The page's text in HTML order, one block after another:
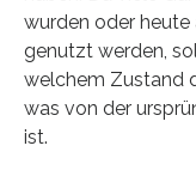
wurden oder
genutzt werden,
welchem Zustand
was von der
ist.